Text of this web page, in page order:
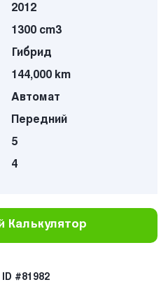
2012
1300 cm3
Гибрид
144,000 km
Автомат
Передний
5
4
Калькулятор
#81982